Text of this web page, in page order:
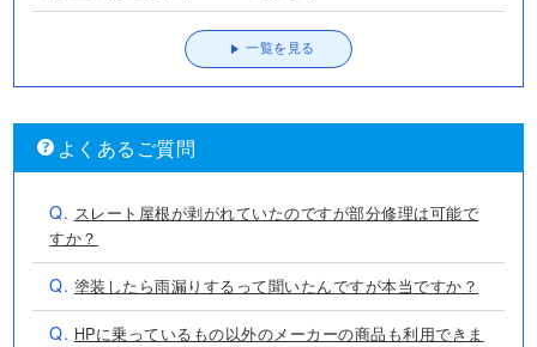
一覧を見る
よくあるご質問
Q. スレート屋根が剥がれていたのですが部分修理は可能で
すか？
Q. 塗装したら雨漏りするって聞いたんですが本当ですか？
Q. HPに乗っているもの以外のメーカーの商品も利用できま